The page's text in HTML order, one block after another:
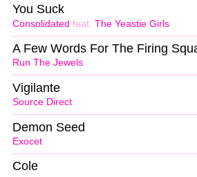
Consolidated feat. The Yeastie Girls
You Suck
Run The Jewels
A Few Words For The Firing
Source Direct
Vigilante
Exocet
Demon Seed
Cole